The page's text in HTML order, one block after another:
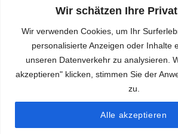
Wir schätzen Ihre
Wir verwenden Cookies, um Ihr
personalisierte Anzeigen oder Inhalte
unseren Datenverkehr zu analysieren.
akzeptieren" klicken, stimmen Sie der
zu.
Alle akzeptieren
Über mich
Impressum
Datenschutzerklärung
Blog
Deutsch